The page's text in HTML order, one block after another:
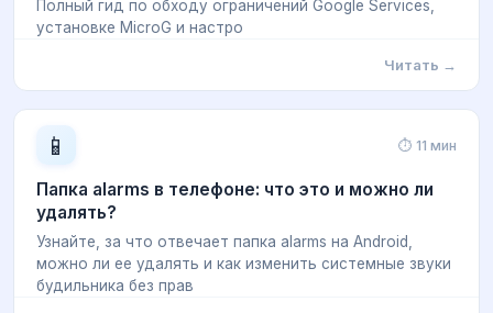
Полный гид по обходу ограничений Google Services,
установке MicroG и настро
Читать →
📱 ⏱ 11 мин
Папка alarms в телефоне: что это и можно ли
удалять?
Узнайте, за что отвечает папка alarms на Android,
можно ли ее удалять и как изменить системные звуки
будильника без прав